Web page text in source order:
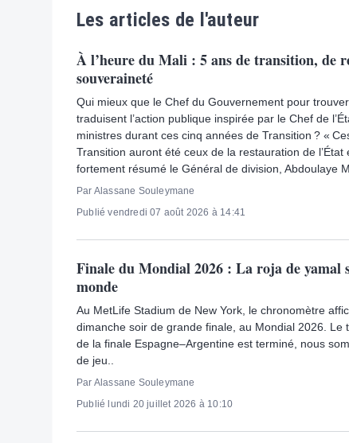
Les articles de l'auteur
À l’heure du Mali : 5 ans de transition, de
souveraineté
Qui mieux que le Chef du Gouvernement pour
traduisent l’action publique inspirée par le Chef de
ministres durant ces cinq années de Transition ? «
Transition auront été ceux de la restauration de
fortement résumé le Général de division, Abdoulaye
Par Alassane Souleymane
Publié vendredi 07 août 2026 à 14:41
Finale du Mondial 2026 : La roja de yamal
monde
Au MetLife Stadium de New York, le chronomètre
dimanche soir de grande finale, au Mondial 2026. Le
de la finale Espagne–Argentine est terminé, nous
de jeu..
Par Alassane Souleymane
Publié lundi 20 juillet 2026 à 10:10